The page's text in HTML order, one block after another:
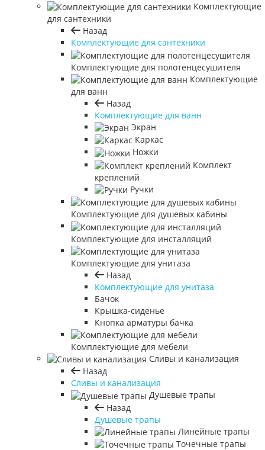
Комплектующие
для сантехники
Назад
Комплектующие для сантехники
Комплектующие для полотенцесушителя
Комплектующие
для ванн
Назад
Комплектующие для ванн
Экран
Каркас
Ножки
Комплект
креплений
Ручки
Комплектующие для душевых кабины
Комплектующие для инсталляций
Комплектующие для унитаза
Назад
Комплектующие для унитаза
Бачок
Крышка-сиденье
Кнопка арматуры бачка
Комплектующие для мебели
Сливы и канализация
Назад
Сливы и канализация
Душевые трапы
Назад
Душевые трапы
Линейные трапы
Точечные трапы